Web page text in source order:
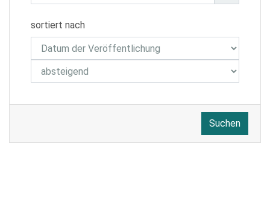
sortiert nach
Suchen